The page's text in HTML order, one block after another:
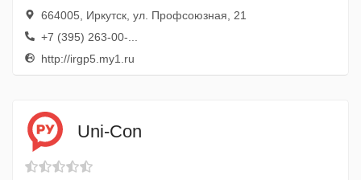
664005, Иркутск, ул. Профсоюзная, 21
+7 (395) 263-00-...
http://irgp5.my1.ru
Uni-Con